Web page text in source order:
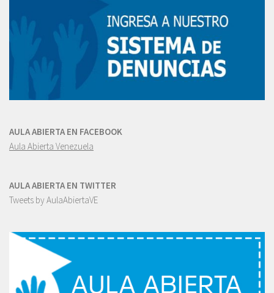
AULA ABIERTA EN FACEBOOK
Aula Abierta Venezuela
AULA ABIERTA EN TWITTER
Tweets by AulaAbiertaVE